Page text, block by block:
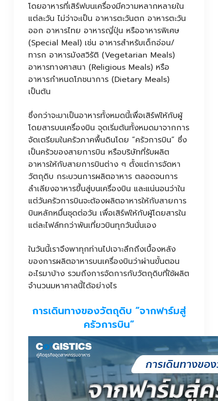
โดยอาหารที่เสิร์ฟบนเครื่องมีความหลากหลายใน
แต่ละวัน ไม่ว่าจะเป็น อาหารตะวันตก อาหารตะวัน
ออก อาหารไทย อาหารญี่ปุ่น หรืออาหารพิเศษ
(Special Meal) เช่น อาหารสำหรับเด็กอ่อน/
ทารก อาหารมังสวิรัติ (Vegetarian Meals)
อาหารทางศาสนา (Religious Meals) หรือ
อาหารกำหนดโภชนาการ (Dietary Meals)
เป็นต้น
ซึ่งกว่าจะมาเป็นอาหารทั้งหมดนี้เพื่อเสิร์ฟให้กับผู้
โดยสารบนเครื่องบิน จุดเริ่มต้นทั้งหมดมาจากการ
จัดเตรียมในครัวภาคพื้นดินโดย “ครัวการบิน” ซึ่ง
เป็นครัวของสายการบิน หรือบริษัทที่รับผลิต
อาหารให้กับสายการบินต่าง ๆ ตั้งแต่การจัดหา
วัตถุดิบ กระบวนการผลิตอาหาร ตลอดจนการ
ลำเลียงอาหารขึ้นสู่บนเครื่องบิน และแน่นอนว่าใน
แต่วันครัวการบินจะต้องผลิตอาหารให้กับสายการ
บินหลักหมื่นชุดต่อวัน เพื่อเสิร์ฟให้กับผู้โดยสารใน
แต่ละไฟล์ทกว่าพันเที่ยวบินทุกวันนั่นเอง
ในวันนี้เราจึงพาทุกท่านไปเจาะลึกถึงเบื้องหลัง
ของการผลิตอาหารบนเครื่องบินว่าผ่านขั้นตอน
อะไรมาบ้าง รวมถึงการจัดการกับวัตถุดิบที่ใช้ผลิต
จำนวนมหาศาลนี้ได้อย่างไร
การเดินทางของวัตถุดิบ “จากฟาร์มสู่
ครัวการบิน”